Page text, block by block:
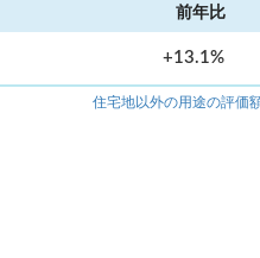
前年比
+13.1%
住宅地以外の用途の評価